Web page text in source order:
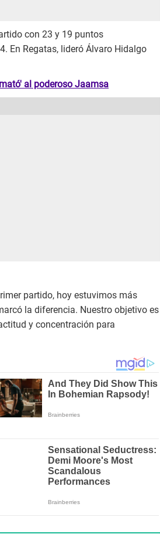
con 23 y 19 puntos
En Regatas, lideró Álvaro Hidalgo
al poderoso Jaamsa
partido, hoy estuvimos más
la diferencia. Nuestro objetivo es
y concentración para